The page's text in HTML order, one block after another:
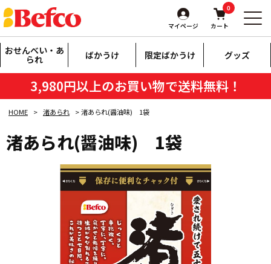
マイページ カート
0
おせんべい・あ
られ ばかうけ 限定ばかうけ グッズ
3,980円以上のお買い物で送料無料！
HOME 渚あられ 渚あられ(醤油味) 1袋
渚あられ(醤油味) 1袋